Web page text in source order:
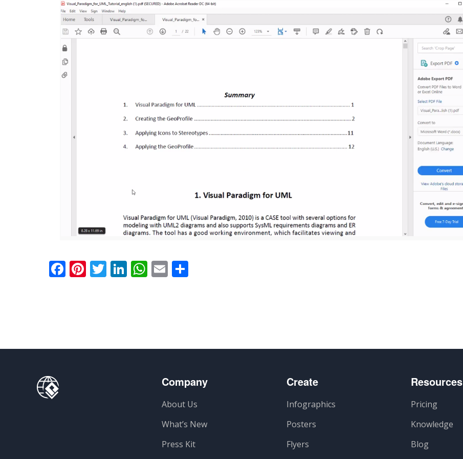
Facebook
Pinterest
Twitter
LinkedIn
WhatsApp
Email
Company
About Us
What’s New
Press Kit
Create
Infographics
Posters
Flyers
Resources
Pricing
Knowledge
Blog